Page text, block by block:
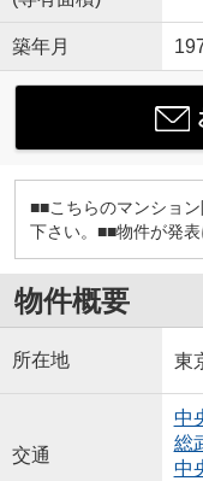
築年月
■■こちらのマンショ
下さい。■■物件が発
物件概要
所在地 東
交通
中
総
中